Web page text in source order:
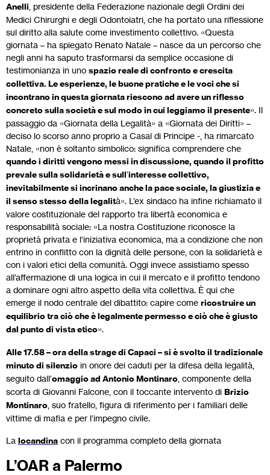
Anelli , presidente della Federazione nazionale degli Ordini dei
Medici Chirurghi e degli Odontoiatri, che ha portato una riflessione
sul diritto alla salute come investimento collettivo. «Questa
giornata – ha spiegato Renato Natale – nasce da un percorso che
negli anni ha saputo trasformarsi da semplice occasione di
testimonianza in uno spazio reale di confronto e crescita
collettiva. Le esperienze, le buone pratiche e le voci che si
incontrano in questa giornata riescono ad avere un riflesso
concreto sulla società e sul modo in cui leggiamo il presente». Il
passaggio da «Giornata della Legalità» a «Giornata dei Diritti» –
deciso lo scorso anno proprio a Casal di Principe -, ha rimarcato
Natale, «non è soltanto simbolico: significa comprendere che
quando i diritti vengono messi in discussione, quando il profitto
prevale sulla solidarietà e sull’interesse collettivo,
inevitabilmente si incrinano anche la pace sociale, la giustizia e
il senso stesso della legalità». L’ex sindaco ha infine richiamato il
valore costituzionale del rapporto tra libertà economica e
responsabilità sociale: «La nostra Costituzione riconosce la
proprietà privata e l’iniziativa economica, ma a condizione che non
entrino in conflitto con la dignità delle persone, con la solidarietà e
con i valori etici della comunità. Oggi invece assistiamo spesso
all’affermazione di una logica in cui il mercato e il profitto tendono
a dominare ogni altro aspetto della vita collettiva. È qui che
emerge il nodo centrale del dibattito: capire come ricostruire un
equilibrio tra ciò che è legalmente permesso e ciò che è giusto
dal punto di vista etico».
Alle 17.58 – ora della strage di Capaci – si è svolto il tradizionale
minuto di silenzio in onore dei caduti per la difesa della legalità,
seguito dall’omaggio ad Antonio Montinaro , componente della
scorta di Giovanni Falcone, con il toccante intervento di Brizio
Montinaro , suo fratello, figura di riferimento per i familiari delle
vittime di mafia e per l’impegno civile.
La locandina con il programma completo della giornata
L’OAR a Palermo